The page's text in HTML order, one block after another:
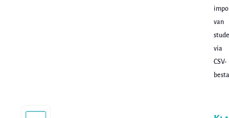
van
via
CSV-